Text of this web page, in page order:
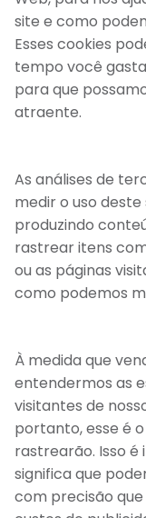
site e como
Esses cookies
tempo você
para que
atraente.
As análises de
medir o uso
produzindo
rastrear itens
ou as páginas
como podemos
À medida que
entendermos as
visitantes de
portanto, esse é
rastrearão. Isso
significa que
com precisão